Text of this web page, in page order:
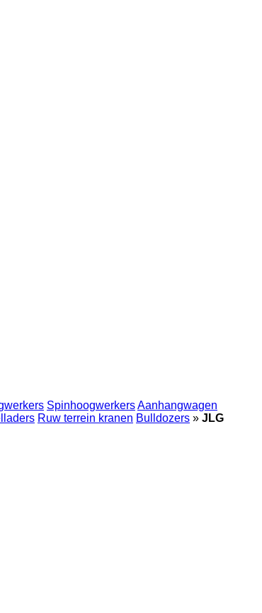
SpinhoogwerkersAanhangwagen
Ruw terrein kranen Bulldozers » JLG